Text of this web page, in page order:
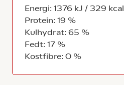
Energi: 1376 kJ / 329 kcal
Protein: 19 %
Kulhydrat: 65 %
Fedt: 17 %
Kostfibre: 0 %